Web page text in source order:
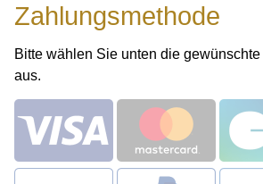
Zahlungsmethode
Bitte wählen Sie unten die
aus.